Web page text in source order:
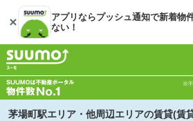
アプリならプッシュ通知で新着物
ない！
茅場町駅エリア・他周辺エリアの賃貸(賃